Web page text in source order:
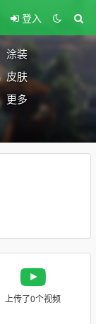
登入
涂装
皮肤
更多
上传了0个视频